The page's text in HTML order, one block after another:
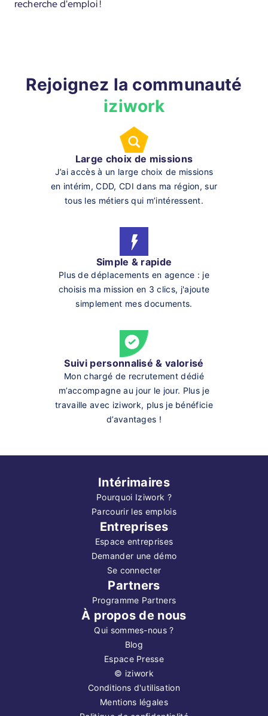
recherche d'emploi !
Rejoignez la communauté
iziwork
Large choix de missions
J’ai accès à un large choix de missions
en intérim, CDD, CDI dans ma région, sur
tous les métiers qui m’intéressent.
Simple & rapide
Plus de déplacements en agence : je
choisis ma mission en 3 clics, j'ajoute
simplement mes documents.
Suivi personnalisé & valorisé
Mon chargé de recrutement dédié
m’accompagne au jour le jour. Plus je
travaille avec iziwork, plus je bénéficie
d’avantages !
Intérimaires
Pourquoi Iziwork ?
Parcourir les emplois
Entreprises
Espace entreprises
Demander une démo
Se connecter
Partners
Programme Partners
À propos de nous
Qui sommes-nous ?
Blog
Espace Presse
© iziwork
Conditions d'utilisation
Mentions légales